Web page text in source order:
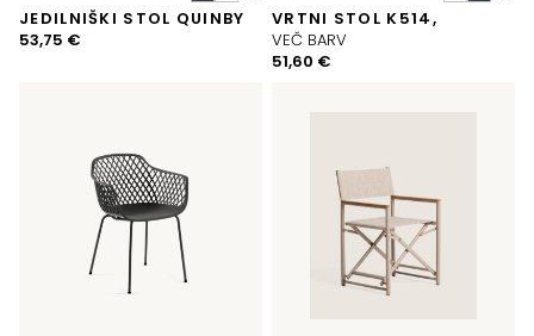
JEDILNIŠKI STOL QUINBY
53,75 €
VRTNI STOL K514,
VEČ BARV
51,60 €